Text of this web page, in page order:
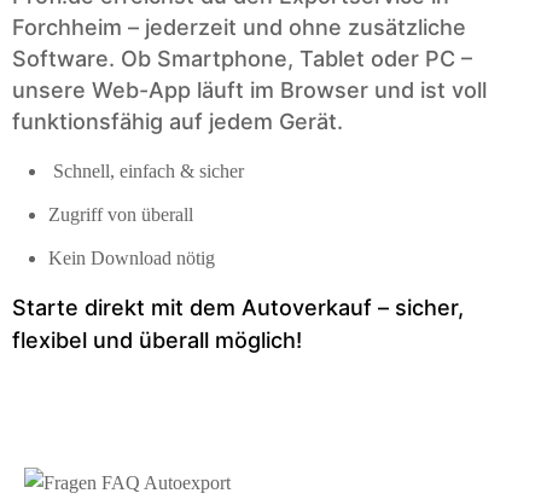
Forchheim – jederzeit und ohne zusätzliche
Software. Ob Smartphone, Tablet oder PC –
unsere Web-App läuft im Browser und ist voll
funktionsfähig auf jedem Gerät.
Schnell, einfach & sicher
Zugriff von überall
Kein Download nötig
Starte direkt mit dem Auto­verkauf – sicher,
flexibel und überall möglich!